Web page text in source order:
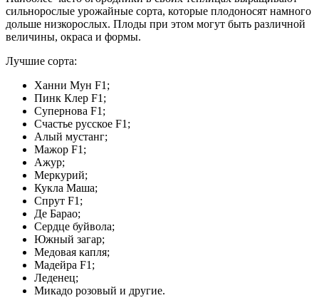
сильнорослые урожайные сорта, которые плодоносят намного
дольше низкорослых. Плоды при этом могут быть различной
величины, окраса и формы.
Лучшие сорта:
Ханни Мун F1;
Пинк Клер F1;
Супернова F1;
Счастье русское F1;
Алый мустанг;
Мажор F1;
Ажур;
Меркурий;
Кукла Маша;
Спрут F1;
Де Барао;
Сердце буйвола;
Южный загар;
Медовая капля;
Мадейра F1;
Леденец;
Микадо розовый и другие.